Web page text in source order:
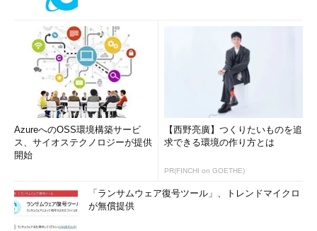
AzureへのOSS環境構築サービ
ス、サイオステクノロジーが提供
開始
【西野亮廣】つくりたいものを追
求できる環境の作り方とは
PR(FINCHI on GOETHE)
「ランサムウェア復号ツール」、トレンドマイクロ
が無償提供